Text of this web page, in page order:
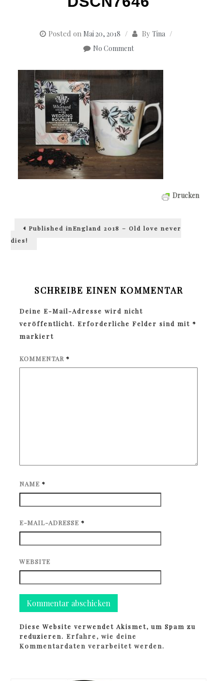
Posted on Mai 20, 2018 By Tina
No Comment
Drucken
Beitragsnavigation
Published inEngland 2018 – Old love never
dies!
SCHREIBE EINEN KOMMENTAR
Deine E-Mail-Adresse wird nicht
veröffentlicht. Erforderliche Felder sind mit *
markiert
KOMMENTAR *
NAME *
E-MAIL-ADRESSE *
WEBSITE
Diese Website verwendet Akismet, um Spam zu
reduzieren.Erfahre, wie deine
Kommentardaten verarbeitet werden.